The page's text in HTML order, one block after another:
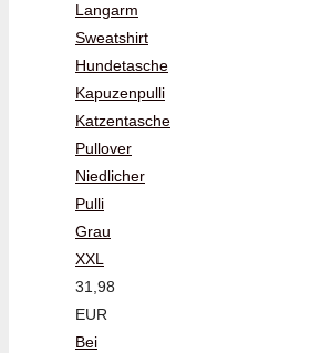
Langarm
Sweatshirt
Hundetasche
Kapuzenpulli
Katzentasche
Pullover
Niedlicher
Pulli
Grau
XXL
31,98
EUR
Bei